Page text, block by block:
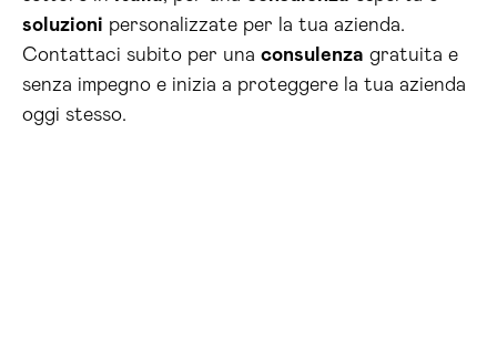
soluzioni personalizzate per la tua azienda.
Contattaci subito per una consulenza gratuita e
senza impegno e inizia a proteggere la tua azienda
oggi stesso.